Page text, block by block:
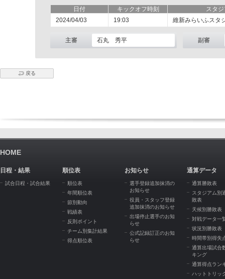
日付 キックオフ時刻
スタ
2024/04/03
19:03 維新みらいふスタ
主審 石丸 秀平 副審
戻る
HOME
日程・結果
試合日程・試合結果
順位表
順位表
年間順位表
節別動向
戦績表
反則ポイント
チーム別集計結果
得点順位表
お知らせ
選手登録追加抹消の
お知らせ
役員・スタッフ登録
追加抹消のお知らせ
出場停止選手のお知
らせ
公式記録訂正のお知
らせ
通算データ
通算勝敗表
スタジアム別
敗表
天候別勝敗表
対戦データ一
状況別勝敗表
時間帯別得失
通算出場試合
キング
通算得点ラン
ハットトリッ